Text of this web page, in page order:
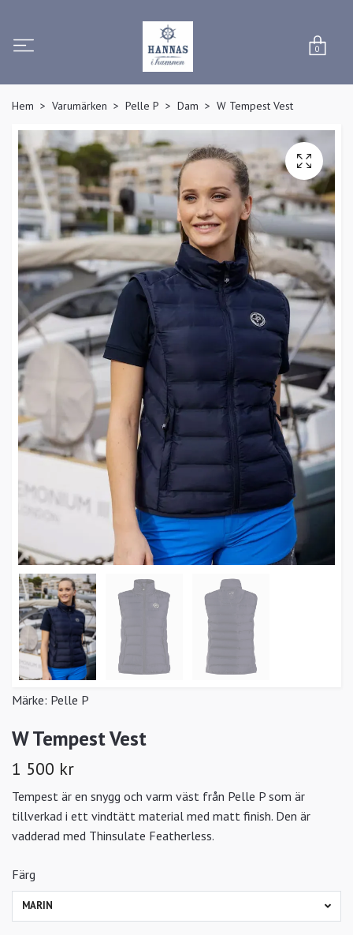
0
Hem Varumärken Pelle P Dam W Tempest Vest
Märke: Pelle P
W Tempest Vest
1 500 kr
Tempest är en snygg och varm väst från Pelle P som är
tillverkad i ett vindtätt material med matt finish. Den är
vadderad med Thinsulate Featherless.
Färg
MARIN